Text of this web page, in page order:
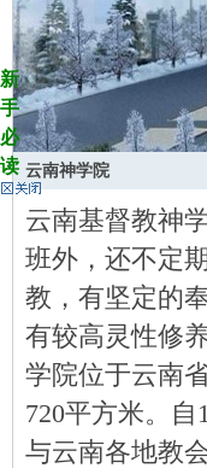
云南神学院
云南基督教神
班外，还不定
教，有坚定的
有较高灵性修
学院位于云南
720平方米。
与云南各地教
新
手
必
读